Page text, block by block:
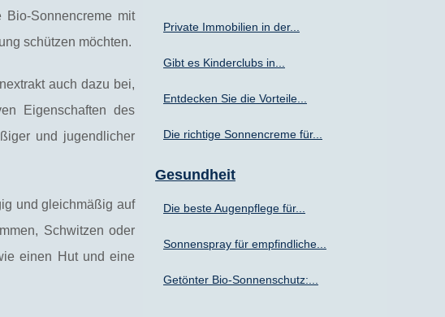
Sonnencreme mit
schützen möchten.
auch dazu bei,
Eigenschaften des
und jugendlicher
und gleichmäßig auf
Schwitzen oder
einen Hut und eine
Private Immobilien in der...
Gibt es Kinderclubs in...
Entdecken Sie die Vorteile...
Die richtige Sonnencreme für...
Gesundheit
Die beste Augenpflege für...
Sonnenspray für empfindliche...
Getönter Bio-Sonnenschutz:...